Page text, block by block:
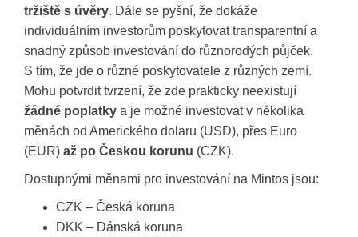
tržiště s úvěry. Dále se pyšní, že dokáže
individuálním investorům poskytovat transparentní a
snadný způsob investování do různorodých půjček.
S tím, že jde o různé poskytovatele z různých zemí.
Mohu potvrdit tvrzení, že zde prakticky neexistují
žádné poplatky a je možné investovat v několika
měnách od Amerického dolaru (USD), přes Euro
(EUR) až po Českou korunu (CZK).
Dostupnými měnami pro investování na Mintos jsou:
CZK – Česká koruna
DKK – Dánská koruna